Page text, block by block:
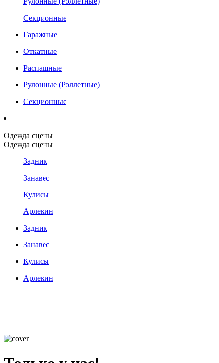
Секционные
Гаражные
Откатные
Распашные
Рулонные (Роллетные)
Секционные
Одежда сцены
Одежда сцены
Задник
Занавес
Кулисы
Арлекин
Задник
Занавес
Кулисы
Арлекин